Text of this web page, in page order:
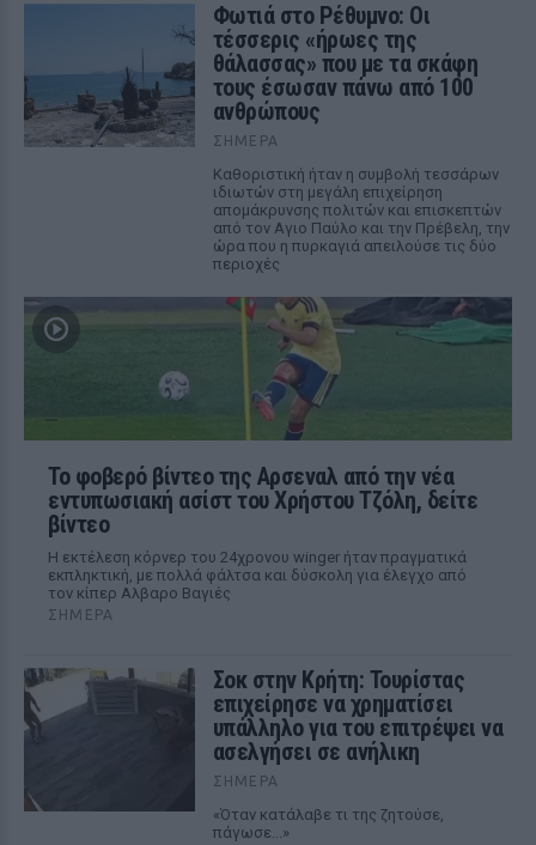
Φωτιά στο Ρέθυμνο: Οι
τέσσερις «ήρωες της
θάλασσας» που με τα σκάφη
τους έσωσαν πάνω από 100
ανθρώπους
ΣΉΜΕΡΑ
Καθοριστική ήταν η συμβολή τεσσάρων
ιδιωτών στη μεγάλη επιχείρηση
απομάκρυνσης πολιτών και επισκεπτών
από τον Αγιο Παύλο και την Πρέβελη, την
ώρα που η πυρκαγιά απειλούσε τις δύο
περιοχές
Το φοβερό βίντεο της Αρσεναλ από την νέα
εντυπωσιακή ασίστ του Χρήστου Τζόλη, δείτε
βίντεο
Η εκτέλεση κόρνερ του 24χρονου winger ήταν πραγματικά
εκπληκτική, με πολλά φάλτσα και δύσκολη για έλεγχο από
τον κίπερ Αλβαρο Βαγιές
ΣΉΜΕΡΑ
Σοκ στην Κρήτη: Τουρίστας
επιχείρησε να χρηματίσει
υπάλληλο για του επιτρέψει να
ασελγήσει σε ανήλικη
ΣΉΜΕΡΑ
«Όταν κατάλαβε τι της ζητούσε,
πάγωσε...»